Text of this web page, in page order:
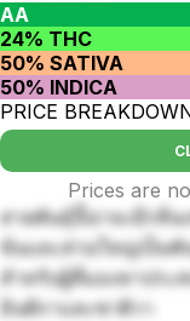
AA
24% THC
50% SATIVA
50% INDICA
PRICE
Prices are
สายพันธุ์นี้น่าจะมีกลิ่น
ข้นและส่วนใหญ่เป็นพั
สำหรับผู้ที่มองหาประ
อินดิกาและซาติวา